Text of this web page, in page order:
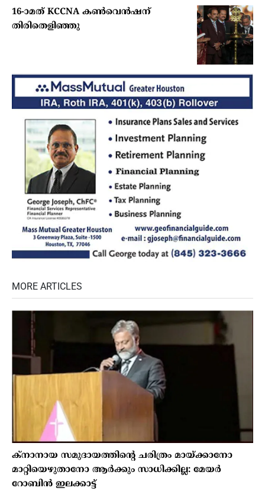
16-ാമത് KCCNA കൺവെൻഷന്
തിരിതെളിഞ്ഞു
MORE ARTICLES
ക്നാനായ സമുദായത്തിന്റെ ചരിത്രം മായ്ക്കാനോ
മാറ്റിയെഴുതാനോ ആർക്കും സാധിക്കില്ല: മേയർ
റോബിൻ ഇലക്കാട്ട്